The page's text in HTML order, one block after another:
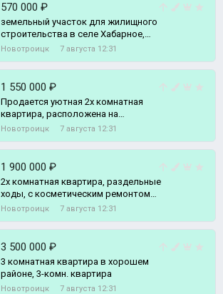
570 000 ₽
земельный участок для жилищного
строительства в селе Хабарное,
Земельный участок
Новотроицк 7 августа 12:31
1 550 000 ₽
Продается уютная 2х комнатная
квартира, расположена на
комфортном этаже., 2-комн.
Новотроицк 7 августа 12:31
1 900 000 ₽
2х комнатная квартира, раздельные
ходы, с косметическим ремонтом
или обмен на 1 комнатную район
Новотроицк 7 августа 12:31
3 500 000 ₽
3 комнатная квартира в хорошем
районе, 3-комн. квартира
Новотроицк 7 августа 12:31